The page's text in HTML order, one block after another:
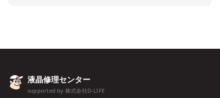
液晶修理センター
supported by 株式会社D-LIFE